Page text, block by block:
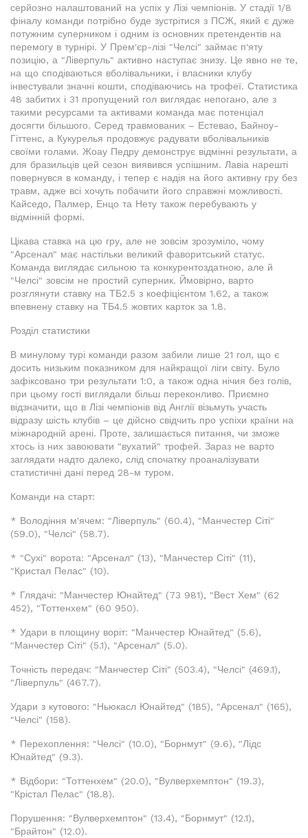
серйозно налаштований на успіх у Лізі чемпіонів. У стадії 1/8
фіналу команди потрібно буде зустрітися з ПСЖ, який є дуже
потужним суперником і одним із основних претендентів на
перемогу в турнірі. У Прем'єр-лізі "Челсі" займає п'яту
позицію, а "Ліверпуль" активно наступає знизу. Це явно не те,
на що сподіваються вболівальники, і власники клубу
інвестували значні кошти, сподіваючись на трофеї. Статистика
48 забитих і 31 пропущений гол виглядає непогано, але з
такими ресурсами та активами команда має потенціал
досягти більшого. Серед травмованих – Естевао, Байноу-
Гіттенс, а Кукурелья продовжує радувати вболівальників
своїми голами. Жоау Педру демонструє відмінні результати, а
для бразильців цей сезон виявився успішним. Лавіа нарешті
повернувся в команду, і тепер є надія на його активну гру без
травм, адже всі хочуть побачити його справжні можливості.
Кайседо, Палмер, Енцо та Нету також перебувають у
відмінній формі.
Цікава ставка на цю гру, але не зовсім зрозуміло, чому
"Арсенал" має настільки великий фаворитський статус.
Команда виглядає сильною та конкурентоздатною, але й
"Челсі" зовсім не простий суперник. Ймовірно, варто
розглянути ставку на ТБ2.5 з коефіцієнтом 1.62, а також
впевнену ставку на ТБ4.5 жовтих карток за 1.8.
Розділ статистики
В минулому турі команди разом забили лише 21 гол, що є
досить низьким показником для найкращої ліги світу. Було
зафіксовано три результати 1:0, а також одна нічия без голів,
при цьому гості виглядали більш переконливо. Приємно
відзначити, що в Лізі чемпіонів від Англії візьмуть участь
відразу шість клубів – це дійсно свідчить про успіхи країни на
міжнародній арені. Проте, залишається питання, чи зможе
хтось із них завоювати "вухатий" трофей. Зараз не варто
заглядати надто далеко, слід спочатку проаналізувати
статистичні дані перед 28-м туром.
Команди на старт:
* Володіння м'ячем: "Ліверпуль" (60.4), "Манчестер Сіті"
(59.0), "Челсі" (58.7).
* "Сухі" ворота: "Арсенал" (13), "Манчестер Сіті" (11),
"Кристал Пелас" (10).
* Глядачі: "Манчестер Юнайтед" (73 981), "Вест Хем" (62
452), "Тоттенхем" (60 950).
* Удари в площину воріт: "Манчестер Юнайтед" (5.6),
"Манчестер Сіті" (5.1), "Арсенал" (5.0).
Точність передач: "Манчестер Сіті" (503.4), "Челсі" (469.1),
"Ліверпуль" (467.7).
Удари з кутового: "Ньюкасл Юнайтед" (185), "Арсенал" (165),
"Челсі" (158).
* Перехоплення: "Челсі" (10.0), "Борнмут" (9.6), "Лідс
Юнайтед" (9.3).
* Відбори: "Тоттенхем" (20.0), "Вулверхемптон" (19.3),
"Крістал Пелас" (18.8).
Порушення: "Вулверхемптон" (13.4), "Борнмут" (12.1),
"Брайтон" (12.0).